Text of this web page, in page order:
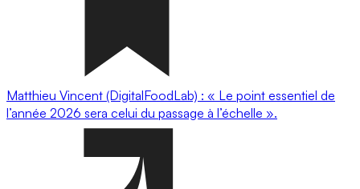
Matthieu Vincent (DigitalFoodLab) : « Le point essentiel de
l’année 2026 sera celui du passage à l’échelle ».